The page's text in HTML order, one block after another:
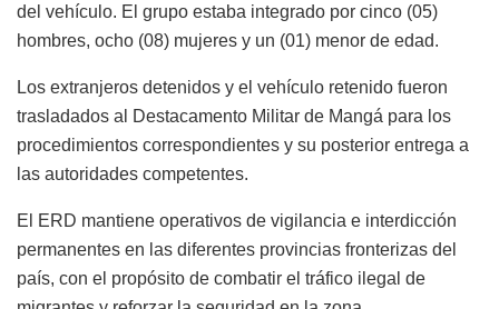
del vehículo. El grupo estaba integrado por cinco (05)
hombres, ocho (08) mujeres y un (01) menor de edad.
Los extranjeros detenidos y el vehículo retenido fueron
trasladados al Destacamento Militar de Mangá para los
procedimientos correspondientes y su posterior entrega a
las autoridades competentes.
El ERD mantiene operativos de vigilancia e interdicción
permanentes en las diferentes provincias fronterizas del
país, con el propósito de combatir el tráfico ilegal de